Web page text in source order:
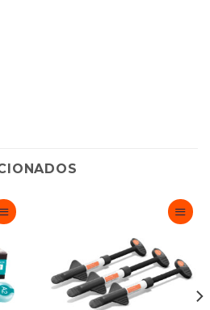
Favoritos